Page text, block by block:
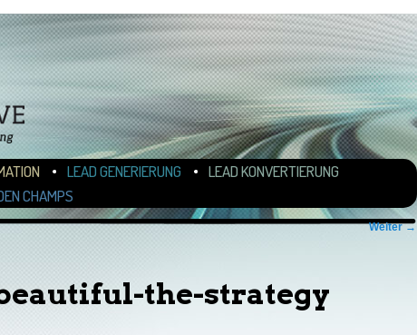
WECHSELNLEAD GENERIERUNG
LEAD KONVERTIERUNG
CHAMPS
Weiter →
the-strategy